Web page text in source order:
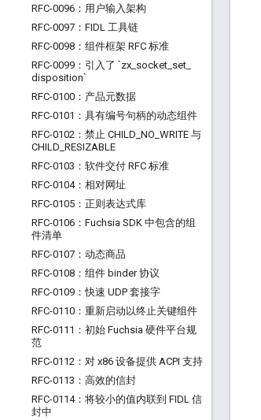
RFC-0096：用户输入架构
RFC-0097：FIDL 工具链
RFC-0098：组件框架 RFC 标准
RFC-0099：引入了 `zx socket set
disposition`
RFC-0100：产品元数据
RFC-0101：具有编号句柄的动态组件
RFC-0102：禁止 CHILD NO WRITE 与
CHILD RESIZABLE
RFC-0103：软件交付 RFC 标准
RFC-0104：相对网址
RFC-0105：正则表达式库
RFC-0106：Fuchsia SDK 中包含的组
件清单
RFC-0107：动态商品
RFC-0108：组件 binder 协议
RFC-0109：快速 UDP 套接字
RFC-0110：重新启动以终止关键组件
RFC-0111：初始 Fuchsia 硬件平台规
范
RFC-0112：对 x86 设备提供 ACPI 支持
RFC-0113：高效的信封
RFC-0114：将较小的值内联到 FIDL 信
封中